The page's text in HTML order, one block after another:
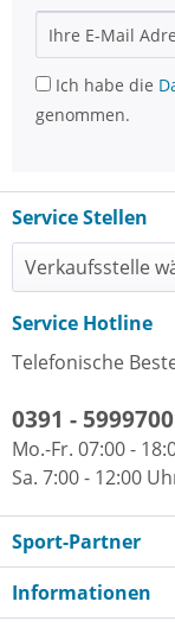
Ich habe die
genommen.
Service Stellen
Service Hotline
Telefonische
0391 - 5999700
Mo.-Fr. 07:00 -
Sa. 7:00 - 12:00
Sport-Partner
Informationen